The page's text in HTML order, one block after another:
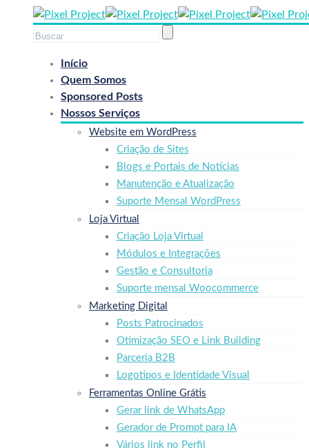
Início
Quem Somos
Sponsored Posts
Nossos Serviços
Website em WordPress
Criação de Sites
Blogs e Portais de Notícias
Manutenção e Atualização
Suporte Mensal WordPress
Loja Virtual
Criação Loja Virtual
Módulos e Integrações
Gestão e Consultoria
Suporte mensal Woocommerce
Marketing Digital
Posts Patrocinados
Otimização SEO e Link Building
Parceria B2B
Logotipos e Identidade Visual
Ferramentas Online Grátis
Gerar link de WhatsApp
Gerador de Prompt para IA
Vários link no Perfil